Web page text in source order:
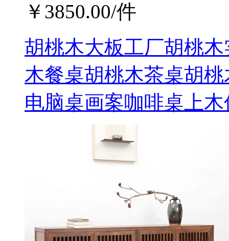
￥ 3850.00/件
胡桃木大板工厂胡桃
木餐桌胡桃木茶桌胡
电脑桌画案咖啡桌上木